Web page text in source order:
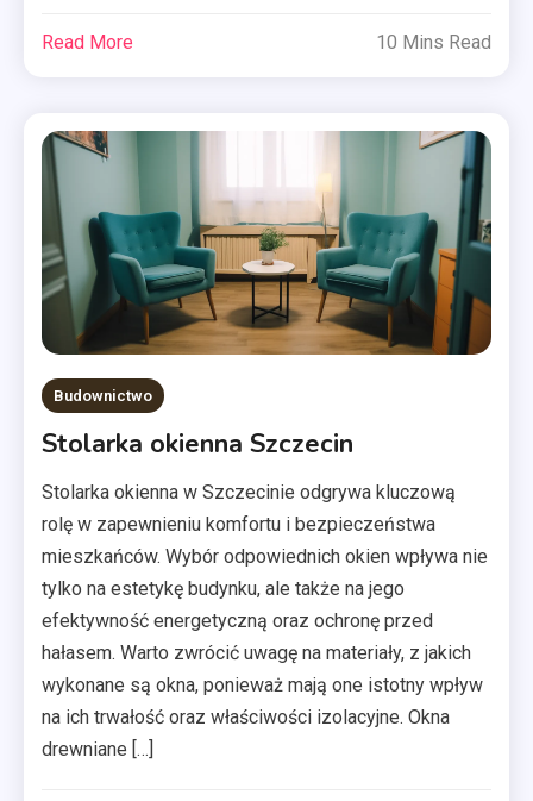
Read More 10 Mins Read
Budownictwo
Stolarka okienna Szczecin
Stolarka okienna w Szczecinie odgrywa kluczową
rolę w zapewnieniu komfortu i bezpieczeństwa
mieszkańców. Wybór odpowiednich okien wpływa nie
tylko na estetykę budynku, ale także na jego
efektywność energetyczną oraz ochronę przed
hałasem. Warto zwrócić uwagę na materiały, z jakich
wykonane są okna, ponieważ mają one istotny wpływ
na ich trwałość oraz właściwości izolacyjne. Okna
drewniane […]